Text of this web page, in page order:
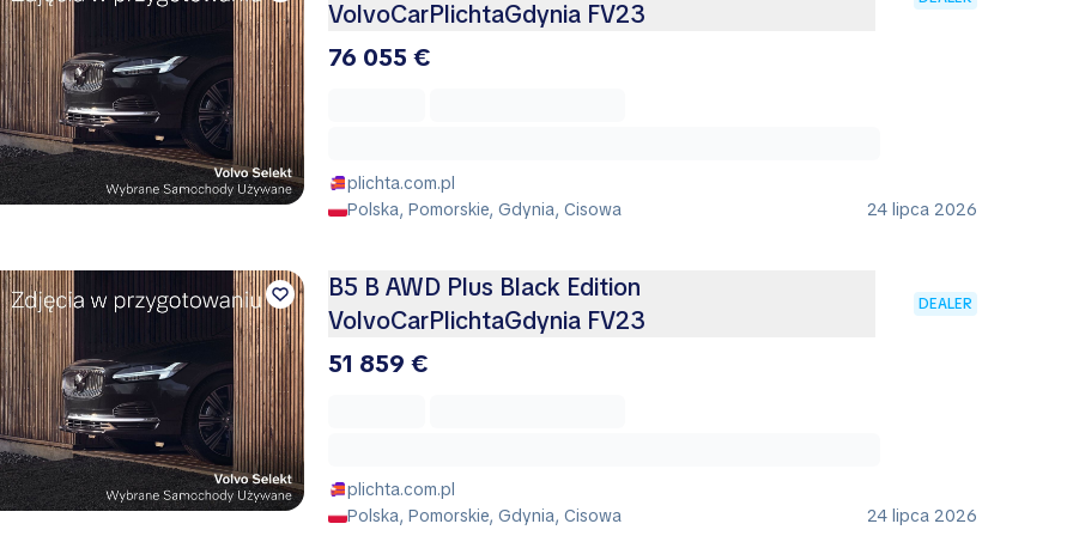
VolvoCarPlichtaGdynia FV23
76 055 €
plichta.com.pl
Polska, Pomorskie, Gdynia, Cisowa
24 lipca 2026
B5 B AWD Plus Black Edition
VolvoCarPlichtaGdynia FV23
DEALER
51 859 €
plichta.com.pl
Polska, Pomorskie, Gdynia, Cisowa
24 lipca 2026